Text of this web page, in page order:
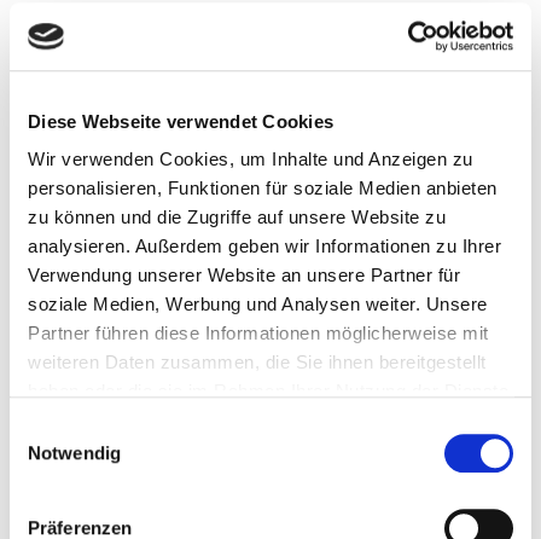
Diese Webseite verwendet Cookies
Wir verwenden Cookies, um Inhalte und Anzeigen zu
personalisieren, Funktionen für soziale Medien anbieten
zu können und die Zugriffe auf unsere Website zu
analysieren. Außerdem geben wir Informationen zu Ihrer
Verwendung unserer Website an unsere Partner für
soziale Medien, Werbung und Analysen weiter. Unsere
Partner führen diese Informationen möglicherweise mit
weiteren Daten zusammen, die Sie ihnen bereitgestellt
Notwendig
Präferenzen
Mehr aus dieser
Kategorie
Abgelegt unter
Wohnen in Norwegen - Blog
Nächster Artikel
Vorheriger Artikel